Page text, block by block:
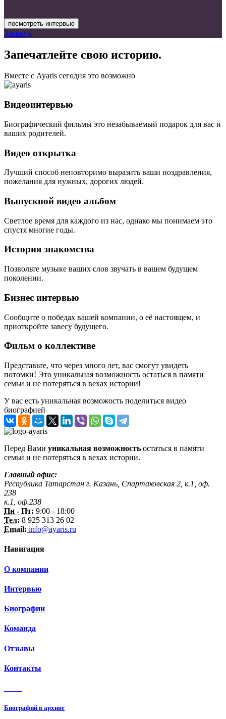
посмотреть интервью
Закрыть
Запечатлейте свою историю.
Вместе с Ayaris сегодня это возможно
Видеоинтервью
Биографический фильмы это незабываемый подарок для вас и
ваших родителей.
Видео открытка
Лучший способ неповторимо выразить ваши поздравления,
пожелания для нужных, дорогих людей.
Выпускной видео альбом
Светлое время для каждого из нас, однако мы понимаем это
спустя многие годы.
История знакомства
Позвольте музыке ваших слов звучать в вашем будущем
поколении.
Бизнес интервью
Сообщите о победах вашей компании, о её настоящем, и
приоткройте завесу будущего.
Фильм о коллективе
Представьте, что через много лет, вас смогут увидеть
потомки! Это уникальная возможность остаться в памяти
семьи и не потеряться в вехах истории!
У вас есть уникальная возможость поделиться видео
биографией
Перед Вами уникальная возможность остаться в памяти
семьи и не потеряться в вехах истории.
Главный офис:
Республика Татарстан г. Казань, Спартаковская 2, к.1, оф.
238
к.1, оф.238
Пн - Пт: 9:00 - 18:00
Тел: 8 925 313 26 02
Email: info@ayaris.ru
Навигация
О компании
Интервью
Биографии
Команда
Отзывы
Контакты
Биографий в архиве